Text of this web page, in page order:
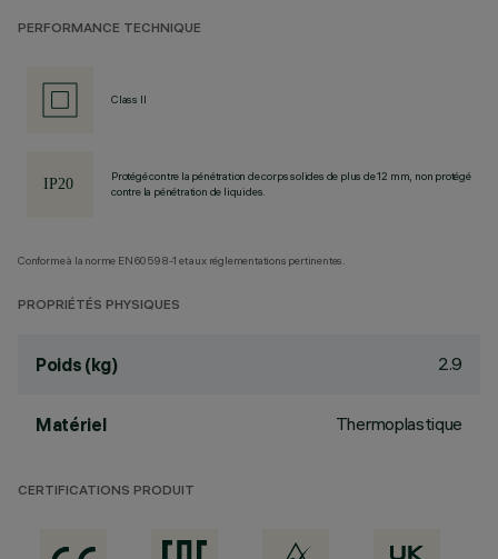
PERFORMANCE TECHNIQUE
Class II
Protégé contre la pénétration de corps solides de plus de 12 mm, non protégé
contre la pénétration de liquides.
Conforme à la norme EN60598-1 et aux réglementations pertinentes.
PROPRIÉTÉS PHYSIQUES
Poids (kg) 2.9
Matériel Thermoplastique
CERTIFICATIONS PRODUIT